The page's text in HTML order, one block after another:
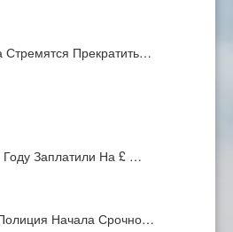
Прекратить…
Заплатили На £ …
Начала Срочно…